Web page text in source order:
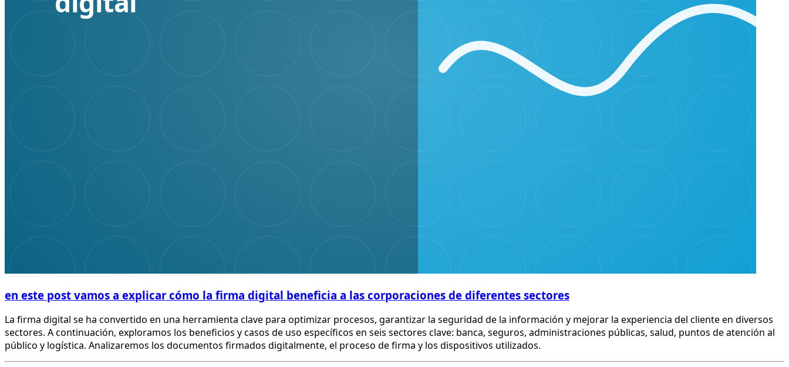
en este post vamos a explicar cómo la firma digital beneficia a las corporaciones de diferentes sectores
La firma digital se ha convertido en una herramienta clave para optimizar procesos, garantizar la seguridad de la información y mejorar la experiencia del cliente en diversos
sectores. A continuación, exploramos los beneficios y casos de uso específicos en seis sectores clave: banca, seguros, administraciones públicas, salud, puntos de atención al
público y logística. Analizaremos los documentos firmados digitalmente, el proceso de firma y los dispositivos utilizados.